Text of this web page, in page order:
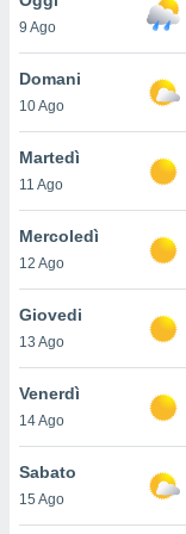
è
al sito
di
ci
di
il
un
la
nella
9 Ago
Domani
10 Ago
Martedì
11 Ago
Mercoledì
12 Ago
Giovedi
13 Ago
Venerdì
14 Ago
Sabato
15 Ago